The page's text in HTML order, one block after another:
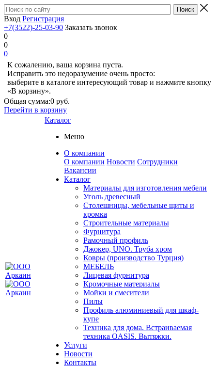
Вход Регистрация
+7(3522)-25-03-90 Заказать звонок
0
0
0
К сожалению, ваша корзина пуста.
Исправить это недоразумение очень просто:
выберите в каталоге интересующий товар и нажмите кнопку
«В корзину».
Общая сумма:0 руб.
Перейти в корзину
Каталог
Меню
О компании
О компании Новости Сотрудники
Вакансии
Каталог
Материалы для изготовления мебели
Уголь древесный
Столешницы, мебельные щиты и
кромка
Строительные материалы
Фурнитура
Рамочный профиль
Джокер, UNO. Труба хром
Ковры (производство Турция)
МЕБЕЛЬ
Лицевая фурнитура
Кромочные материалы
Мойки и смесители
Пилы
Профиль алюминиевый для шкаф-
купе
Техника для дома. Встраиваемая
техника OASIS. Вытяжки.
Услуги
Новости
Контакты